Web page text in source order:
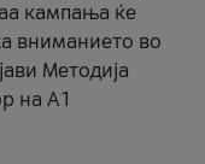
кампања ќе
вниманието во
Методија
на А1